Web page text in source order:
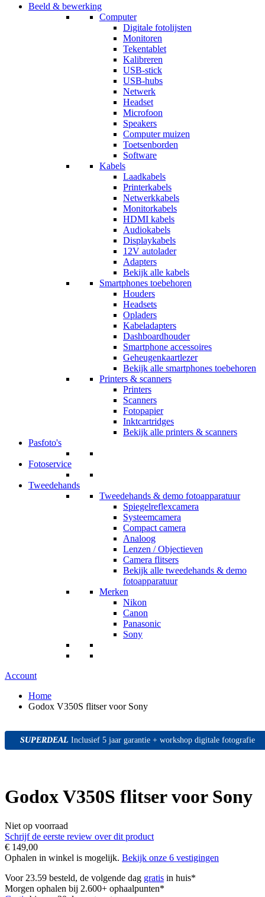
Beeld & bewerking
Computer
Digitale fotolijsten
Monitoren
Tekentablet
Kalibreren
USB-stick
USB-hubs
Netwerk
Headset
Microfoon
Speakers
Computer muizen
Toetsenborden
Software
Kabels
Laadkabels
Printerkabels
Netwerkkabels
Monitorkabels
HDMI kabels
Audiokabels
Displaykabels
12V autolader
Adapters
Bekijk alle kabels
Smartphones toebehoren
Houders
Headsets
Opladers
Kabeladapters
Dashboardhouder
Smartphone accessoires
Geheugenkaartlezer
Bekijk alle smartphones toebehoren
Printers & scanners
Printers
Scanners
Fotopapier
Inktcartridges
Bekijk alle printers & scanners
Pasfoto's
Fotoservice
Tweedehands
Tweedehands & demo fotoapparatuur
Spiegelreflexcamera
Systeemcamera
Compact camera
Analoog
Lenzen / Objectieven
Camera flitsers
Bekijk alle tweedehands & demo
fotoapparatuur
Merken
Nikon
Canon
Panasonic
Sony
Account
Home
Godox V350S flitser voor Sony
SUPERDEAL
SUPERDEAL
SUPERDEAL Inclusief 5 jaar garantie + workshop digitale fotografie
Godox V350S flitser voor Sony
Niet op voorraad
Schrijf de eerste review over dit product
€ 149,00
Ophalen in winkel is mogelijk. Bekijk onze 6 vestigingen
Voor 23.59 besteld, de volgende dag gratis in huis*
Morgen ophalen bij 2.600+ ophaalpunten*